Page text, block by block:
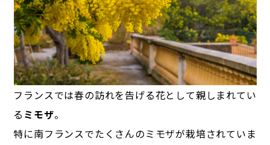
フランスでは春の訪れを告げる花として親しまれてい
る ミモザ。
特に南フランスでたくさんのミモザが栽培されていま